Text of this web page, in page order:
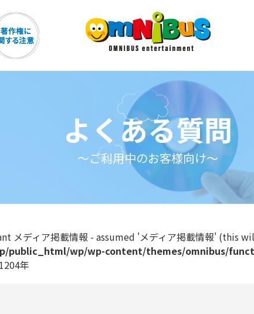
よくある質問
～ご利用中のお客様向け～
メディア掲載情報 - assumed 'メディア掲載情報' (this
public_html/wp/wp-content/themes/omnibus/
1204年